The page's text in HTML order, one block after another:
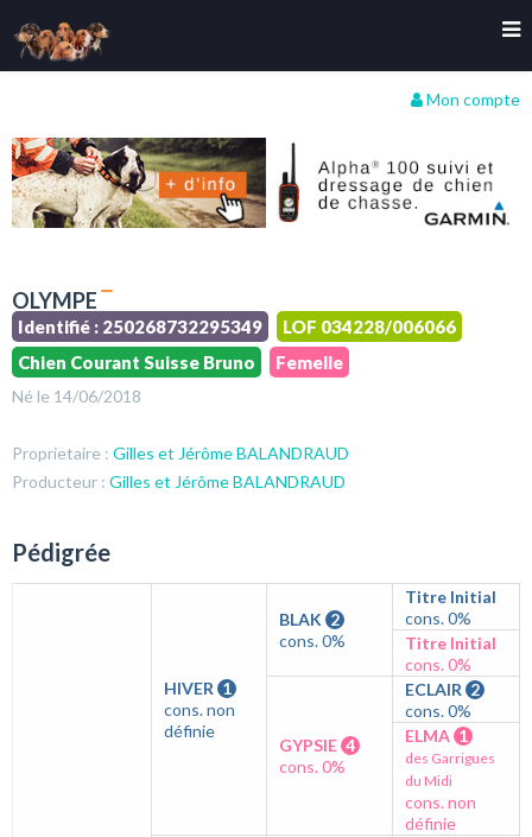
Mon compte
OLYMPE
Identifié : 250268732295349
LOF 034228/006066
Chien Courant Suisse Bruno
Femelle
Né le 14/06/2018
Proprietaire : Gilles et Jérôme BALANDRAUD
Producteur : Gilles et Jérôme BALANDRAUD
Pédigrée
HIVER 1
cons. non
définie
BLAK 2
cons. 0%
Titre Initial
cons. 0%
Titre Initial
cons. 0%
GYPSIE 4
cons. 0%
ECLAIR 2
cons. 0%
ELMA 1
des Garrigues
du Midi
cons. non
définie